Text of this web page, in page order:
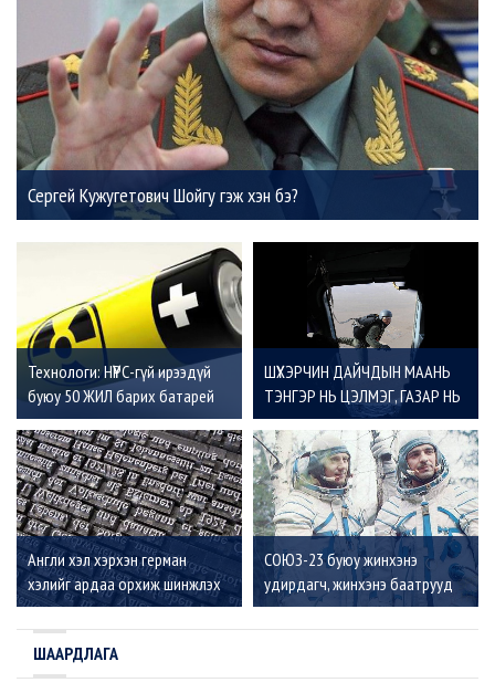
Сергей Кужугетович Шойгу гэж хэн бэ?
Технологи: НҮҮРС-гүй ирээдүй
буюу 50 ЖИЛ барих батарей
ШҮХЭРЧИН ДАЙЧДЫН МААНЬ
ТЭНГЭР НЬ ЦЭЛМЭГ, ГАЗАР НЬ
ЗӨӨЛХӨН БАЙГ
Англи хэл хэрхэн герман
хэлийг ардаа орхиж шинжлэх
ухааны үндсэн хэл болсон бэ?
СОЮЗ-23 буюу жинхэнэ
удирдагч, жинхэнэ баатрууд
ШААРДЛАГА